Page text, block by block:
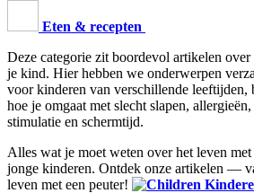
Eten & recepten
Deze categorie zit boordevol artikelen over
je kind. Hier hebben we onderwerpen
voor kinderen van verschillende leeftijden,
hoe je omgaat met slecht slapen,
stimulatie en schermtijd.
Alles wat je moet weten over het leven met
jonge kinderen. Ontdek onze artikelen —
leven met een peuter!